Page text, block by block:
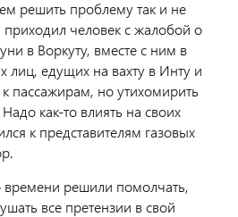
решить проблему так и не
приходил человек с жалобой о
в Воркуту, вместе с ним в
лиц, едущих на вахту в Инту и
пассажирам, но утихомирить
как-то влиять на своих
к представителям газовых
времени решили помолчать,
все претензии в свой